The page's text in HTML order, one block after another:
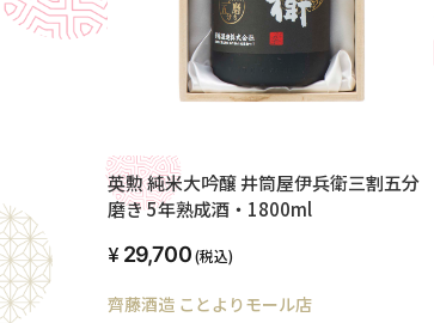
英勲 純米大吟醸 井筒屋伊兵衛三割五分
磨き 5年熟成酒・1800ml
29,700(税込)
齊藤酒造 ことよりモール店